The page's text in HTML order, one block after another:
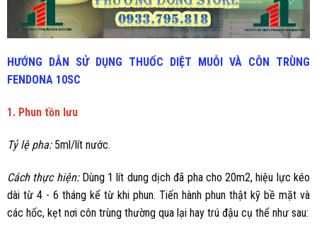
HƯỚNG DẪN SỬ DỤNG THUỐC DIỆT MUỖI VÀ CÔN TRÙNG
FENDONA 10SC
1. Phun tồn lưu
Tỷ lệ pha:5ml/lít nước.
Cách thực hiện: Dùng 1 lít dung dịch đã pha cho 20m2, hiệu lực kéo
dài từ 4 - 6 tháng kể từ khi phun. Tiến hành phun thật kỹ bề mặt và
các hốc, kẹt nơi côn trùng thường qua lại hay trú đậu cụ thể như sau: